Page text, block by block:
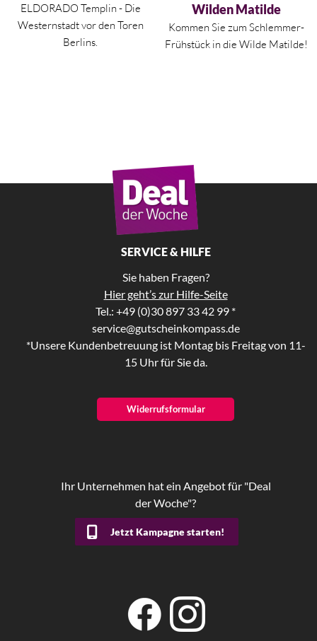
ELDORADO Templin - Die
Westernstadt vor den Toren
Berlins.
Wilden Matilde
Kommen Sie zum Schlemmer-
Frühstück in die Wilde Matilde!
SERVICE & HILFE
Sie haben Fragen?
Hier geht’s zur Hilfe-Seite
Tel.: +49 (0)30 897 33 42 99 *
service@gutscheinkompass.de
*Unsere Kundenbetreuung ist Montag bis Freitag von 11-
15 Uhr für Sie da.
Widerrufsformular
Ihr Unternehmen hat ein Angebot für "Deal
der Woche"?
Jetzt Kampagne starten!